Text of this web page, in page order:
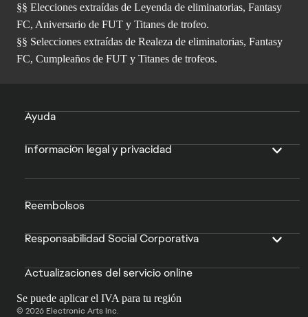
§§ Elecciones extraídas de Leyenda de eliminatorias, Fantasy
FC, Aniversario de FUT y Titanes de trofeo.
§§ Selecciones extraídas de Realeza de eliminatorias, Fantasy
FC, Cumpleaños de FUT y Titanes de trofeos.
Ayuda
Información legal y privacidad
Reembolsos
Responsabilidad Social Corporativa
Actualizaciones del servicio online
Se puede aplicar el IVA para tu región
© 2026 Electronic Arts Inc.